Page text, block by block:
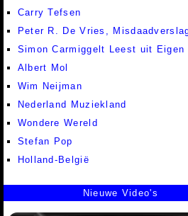
Carry Tefsen
Peter R. De Vries,
Simon Carmiggelt Leest uit Eigen
Albert Mol
Wim Neijman
Nederland Muziekland
Wondere Wereld
Stefan Pop
Holland-België
Nieuwe Video's